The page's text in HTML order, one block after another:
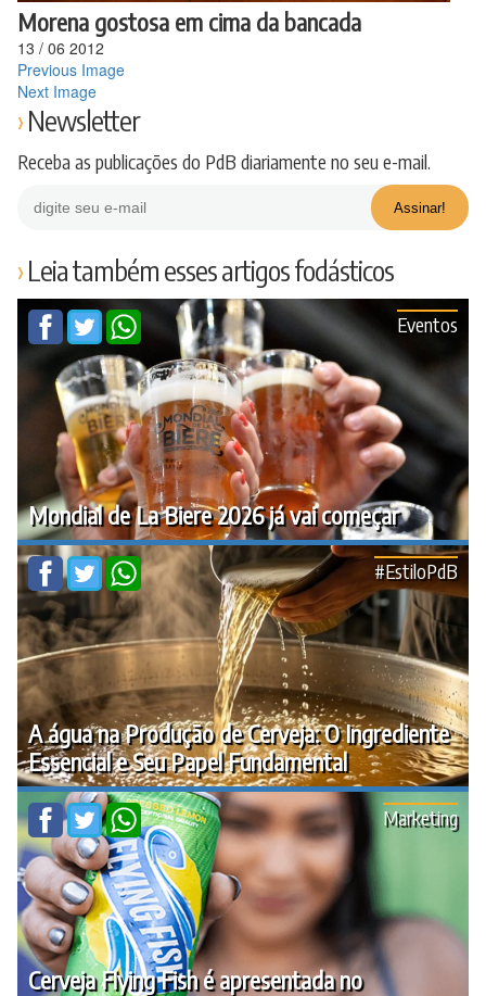
Morena gostosa em cima da bancada
13 / 06 2012
Previous Image
Next Image
Newsletter
Receba as publicações do PdB diariamente no seu e-mail.
Leia também esses artigos fodásticos
Mondial de La Biere 2026 já vai começar
Eventos
A água na Produção de Cerveja: O Ingrediente
Essencial e Seu Papel Fundamental
#EstiloPdB
Cerveja Flying Fish é apresentada no
Marketing